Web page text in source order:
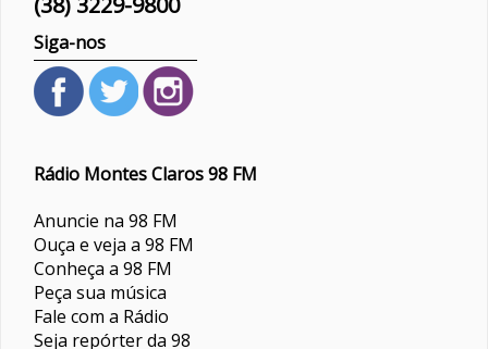
Siga-nos
Rádio Montes Claros 98 FM
Anuncie na 98 FM
Ouça e veja a 98 FM
Conheça a 98 FM
Peça sua música
Fale com a Rádio
Seja repórter da 98